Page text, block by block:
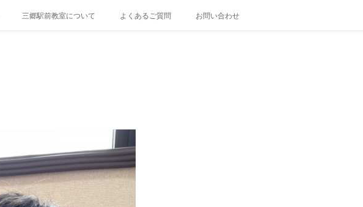
三郷駅前教室について よくあるご質問 お問い合わせ